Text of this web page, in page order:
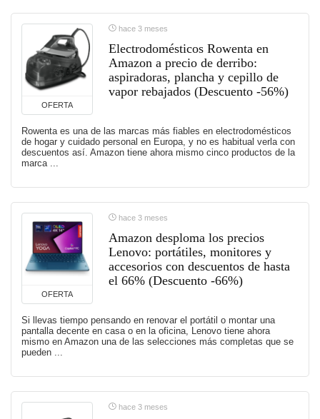
OFERTA
hace 3 meses
Electrodomésticos Rowenta en
Amazon a precio de derribo:
aspiradoras, plancha y cepillo de
vapor rebajados (Descuento -56%)
Rowenta es una de las marcas más fiables en electrodomésticos
de hogar y cuidado personal en Europa, y no es habitual verla con
descuentos así. Amazon tiene ahora mismo cinco productos de la
marca ...
OFERTA
hace 3 meses
Amazon desploma los precios
Lenovo: portátiles, monitores y
accesorios con descuentos de hasta
el 66% (Descuento -66%)
Si llevas tiempo pensando en renovar el portátil o montar una
pantalla decente en casa o en la oficina, Lenovo tiene ahora
mismo en Amazon una de las selecciones más completas que se
pueden ...
hace 3 meses